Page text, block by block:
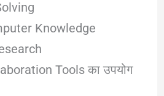
Knowledge
Tools का उपयोग